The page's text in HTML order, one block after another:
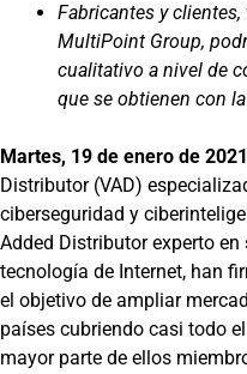
Fabricantes y
MultiPoint Group,
cualitativo a nivel de
que se obtienen con
Martes, 19 de enero de
Distributor (VAD)
ciberseguridad y
Added Distributor experto
tecnología de Internet, han
el objetivo de ampliar
países cubriendo casi todo
mayor parte de ellos